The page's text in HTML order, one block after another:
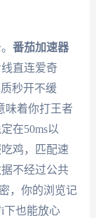
番茄加速器
直连爱奇
秒开不缓
味着你打王者
在50ms以
鸡，匹配速
不经过公共
，你的浏览记
下也能放心